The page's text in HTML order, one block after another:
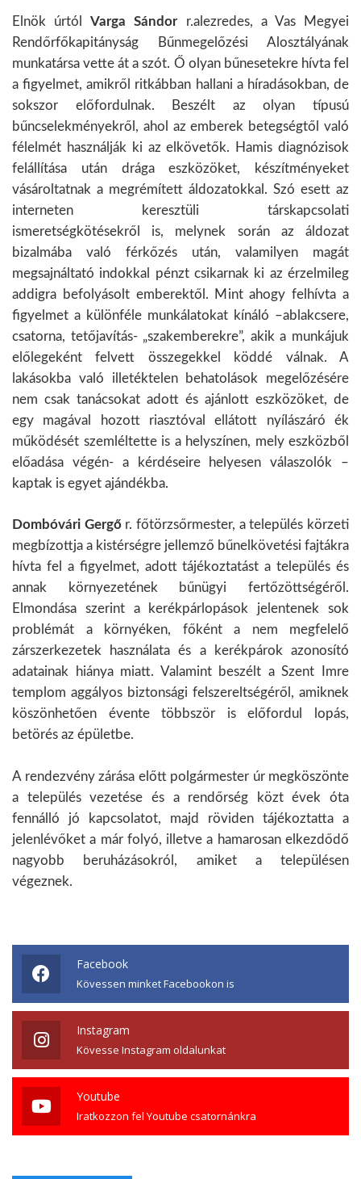
Elnök úrtólVarga Sándorr.alezredes, a Vas Megyei
Rendőrfőkapitányság Bűnmegelőzési Alosztályának
munkatársa vette át a szót. Ő olyan bűnesetekre hívta fel
a figyelmet, amikről ritkábban hallani a híradásokban, de
sokszor előfordulnak. Beszélt az olyan típusú
bűncselekményekről, ahol az emberek betegségtől való
félelmét használják ki az elkövetők. Hamis diagnózisok
felállítása után drága eszközöket, készítményeket
vásároltatnak a megrémített áldozatokkal. Szó esett az
interneten keresztüli társkapcsolati
ismeretségkötésekről is, melynek során az áldozat
bizalmába való férkőzés után, valamilyen magát
megsajnáltató indokkal pénzt csikarnak ki az érzelmileg
addigra befolyásolt emberektől. Mint ahogy felhívta a
figyelmet a különféle munkálatokat kínáló –ablakcsere,
csatorna, tetőjavítás- „szakemberekre”, akik a munkájuk
előlegeként felvett összegekkel köddé válnak. A
lakásokba való illetéktelen behatolások megelőzésére
nem csak tanácsokat adott és ajánlott eszközöket, de
egy magával hozott riasztóval ellátott nyílászáró ék
működését szemléltette is a helyszínen, mely eszközből
előadása végén- a kérdéseire helyesen válaszolók –
kaptak is egyet ajándékba.
Dombóvári Gergőr. főtörzsőrmester, a település körzeti
megbízottja a kistérségre jellemző bűnelkövetési fajtákra
hívta fel a figyelmet, adott tájékoztatást a település és
annak környezetének bűnügyi fertőzöttségéről.
Elmondása szerint a kerékpárlopások jelentenek sok
problémát a környéken, főként a nem megfelelő
zárszerkezetek használata és a kerékpárok azonosító
adatainak hiánya miatt. Valamint beszélt a Szent Imre
templom aggályos biztonsági felszereltségéről, amiknek
köszönhetően évente többször is előfordul lopás,
betörés az épületbe.
A rendezvény zárása előtt polgármester úr megköszönte
a település vezetése és a rendőrség közt évek óta
fennálló jó kapcsolatot, majd röviden tájékoztatta a
jelenlévőket a már folyó, illetve a hamarosan elkezdődő
nagyobb beruházásokról, amiket a településen
végeznek.
Facebook
Kövessen minket Facebookon is
Instagram
Kövesse Instagram oldalunkat
Youtube
Iratkozzon fel Youtube csatornánkra